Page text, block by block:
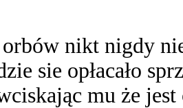
nikt nigdy
sie opłacało
mu że